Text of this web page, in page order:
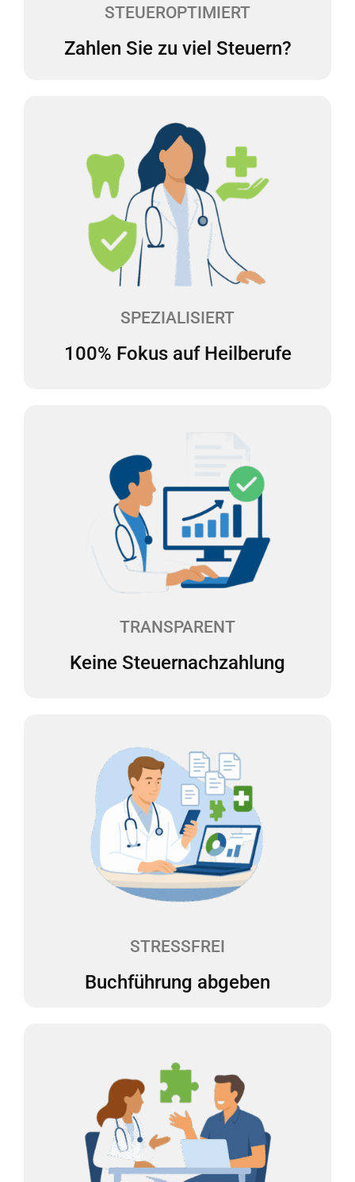
STEUEROPTIMIERT
Zahlen Sie zu viel Steuern?
SPEZIALISIERT
100% Fokus auf Heilberufe
100% Fokus auf Heilberufe
Wir haben uns auf die Beratung des
Gesundheitswesens spezialisiert und verfügen über
langjährige Erfahrung in diesem Bereich. Wir
kennen daher die steuerlichen Besonderheiten bei
TRANSPARENT
Keine Steuernachzahlung
Keine Steuernachzahlung
Überraschende Steuernachzahlungen sind der
Albtraum für jeden Selbständigen. Wir erstellen
daher zweimal pro Jahr eine Steuerhochrechnung
für Sie. Die laufenden Steuervorauszahlungen
Steuernachzahlungen fällig werden.
STRESSFREI
Buchführung abgeben
Buchführung abgeben
Sie laden Ihre Belege digital in unsere Web-App
hoch, und wir erledigen den Rest. Alles bleibt
übersichtlich und an einem Ort. Wir erstellen Ihre
Buchführung monatlich. Ein Dashboard zeigt Ihnen
auf einen Blick, wie es um Ihre Finanzen steht. So
Persönliche Beratung 1x1
Sie haben Fragen oder müssen eine wichtige
Entscheidung treffen? Bei uns haben Sie einen